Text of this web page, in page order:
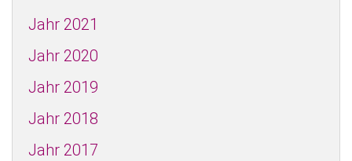
Jahr 2021
Jahr 2020
Jahr 2019
Jahr 2018
Jahr 2017